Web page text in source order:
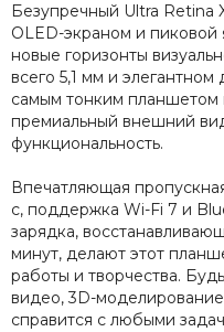
Безупречный Ultra Retina
OLED-экраном и пиковой
новые горизонты
всего 5,1 мм и
самым тонким планшетом
премиальный внешний
функциональность.
Впечатляющая
с, поддержка Wi-Fi 7 и
зарядка,
минут, делают этот
работы и творчества.
видео, 3D-
справится с любыми